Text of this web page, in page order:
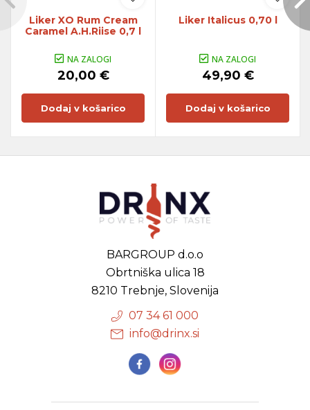
Liker XO Rum Cream
Caramel A.H.Riise 0,7 l
NA ZALOGI
20,00 €
Dodaj v košarico
Liker Italicus 0,70 l
NA ZALOGI
49,90 €
Dodaj v košarico
BARGROUP d.o.o
Obrtniška ulica 18
8210 Trebnje, Slovenija
07 34 61 000
info@drinx.si